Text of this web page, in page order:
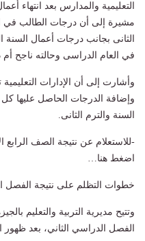
التعليمية والمدارس بعد انتهاء
مشيرة إلى أن درجات الطالب في
الثانى بجانب درجات أعمال
في العام الدراسى وحالته ناجح أم
وأشارت إلى أن الإدارات التعليمية
وإضافة الدرجات الحاصل عليها
السنة والترم الثانى.
اضغط هنا…
خطوات التظلم على نتيجة الفصل
وتتيح مديرية التربية والتعليم
الفصل الدراسي الثاني، بعد ظهور